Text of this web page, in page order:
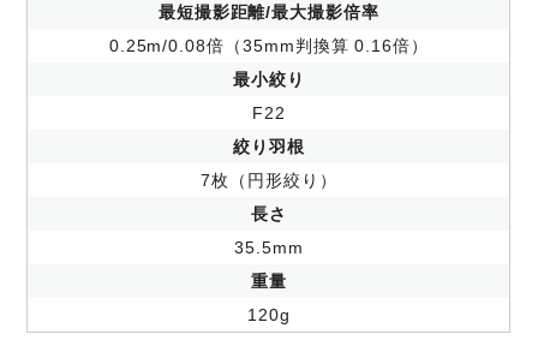
最短撮影距離/最大撮影倍率
0.25m/0.08倍（35mm判換算 0.16倍）
最小絞り
F22
絞り羽根
7枚（円形絞り）
長さ
35.5mm
重量
120g